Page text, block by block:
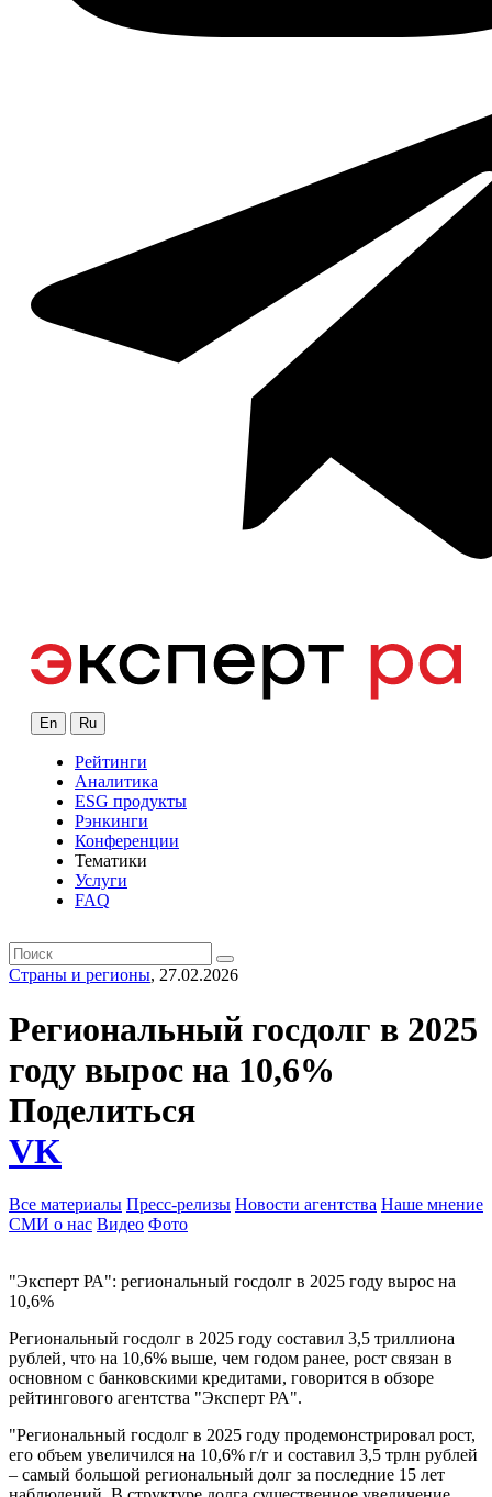
En Ru
Рейтинги
Аналитика
ESG продукты
Рэнкинги
Конференции
Тематики
Услуги
FAQ
Страны и регионы, 27.02.2026
Региональный госдолг в 2025
году вырос на 10,6%
Поделиться
VK
Все материалы Пресс-релизы Новости агентства Наше мнение
СМИ о нас Видео Фото
"Эксперт РА": региональный госдолг в 2025 году вырос на
10,6%
Региональный госдолг в 2025 году составил 3,5 триллиона
рублей, что на 10,6% выше, чем годом ранее, рост связан в
основном с банковскими кредитами, говорится в обзоре
рейтингового агентства "Эксперт РА".
"Региональный госдолг в 2025 году продемонстрировал рост,
его объем увеличился на 10,6% г/г и составил 3,5 трлн рублей
– самый большой региональный долг за последние 15 лет